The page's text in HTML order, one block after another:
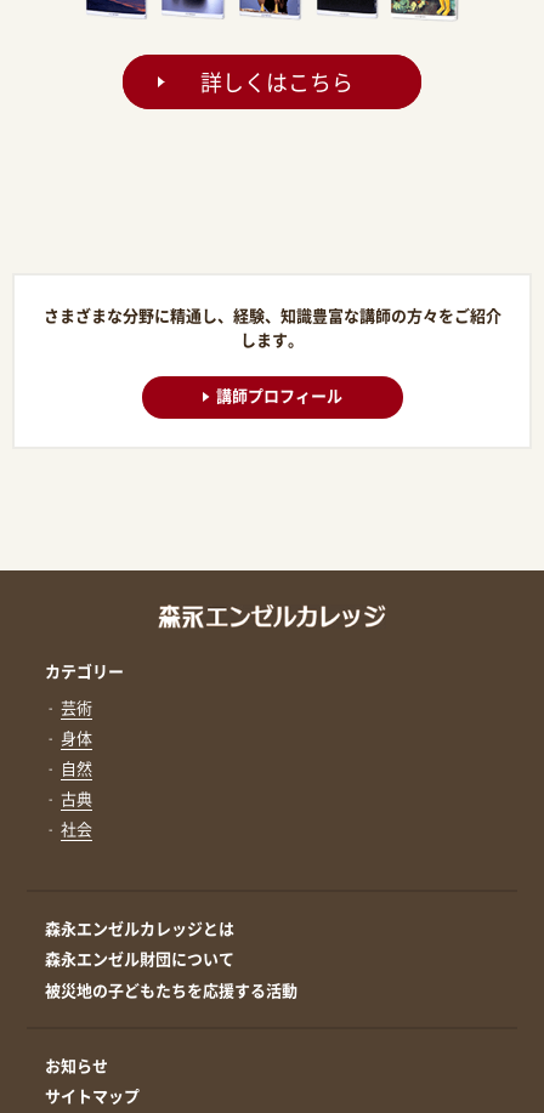
詳しくはこちら
さまざまな分野に精通し、経験、知識豊富な講師の方々をご紹介
します。
講師プロフィール
カテゴリー
芸術
身体
自然
古典
社会
森永エンゼルカレッジとは
森永エンゼル財団について
被災地の子どもたちを応援する活動
お知らせ
サイトマップ